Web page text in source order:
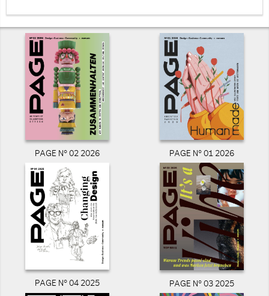
PAGE N° 02 2026 PAGE N° 01 2026
PAGE N° 04 2025 PAGE N° 03 2025